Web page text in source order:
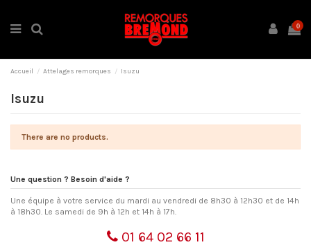
0
Accueil Attelages remorques Isuzu
Isuzu
There are no products.
Une question ? Besoin d'aide ?
Une équipe à votre service du mardi au vendredi de 8h30 à 12h30 et de 14h
à 18h30. Le samedi de 9h à 12h et 14h à 17h.
01 64 02 66 11